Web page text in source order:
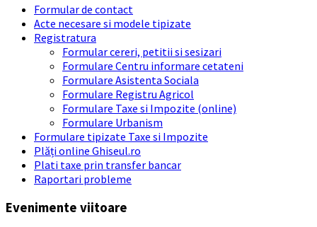
Formular de contact
Acte necesare si modele tipizate
Registratura
Formular cereri, petitii si sesizari
Formulare Centru informare cetateni
Formulare Asistenta Sociala
Formulare Registru Agricol
Formulare Taxe si Impozite (online)
Formulare Urbanism
Formulare tipizate Taxe si Impozite
Plăți online Ghiseul.ro
Plati taxe prin transfer bancar
Raportari probleme
Evenimente viitoare